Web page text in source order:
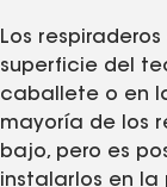
Los
superficie del
caballete o en
mayoría de los
bajo, pero es
instalarlos en